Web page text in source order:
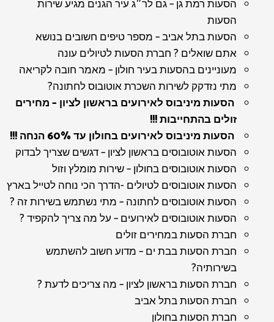
הסעות רמת גן – גם לר״ג עיר הגנים מגיע שירות
הסעות
הסעות בתל אביב – מספר טיפים חשובים בנושא
אתם שואלים ? חברת הסעות לטיולים עונה
מעוניינים בהסעות בעיר חולון – מאמר חובה לקריאה
מתי נזדקק לשירות השכרת אוטובוס לחתונה?
הסעות מיניבוס לאירועים בראשון לציון – מחירים
זולים בהתחייבות !!!
הסעות מיניבוס לאירועים בחולון עד 60% הנחה !!!
הסעות אוטובוסים בראשון לציון – דגשים שצריך לבדוק
הסעות אוטובוסים בחולון – שירות מומלץ וזול
הסעות אוטובוסים לטיולים -הדרך הכי נוחה לטייל בארץ
הסעות אוטובוסים לחתונה – מתי נשתמש בשירות זה ?
הסעות אוטובוסים לאירועים – על מה צריך להקפיד ?
חברת הסעות במחירים זולים
חברת הסעות בבת ים – מדוע חשוב להשתמש
בשירותיה?
חברת הסעות בראשון לציון – מה צריכים לדעת ?
חברת הסעות בתל אביב
חברת הסעות בחולון